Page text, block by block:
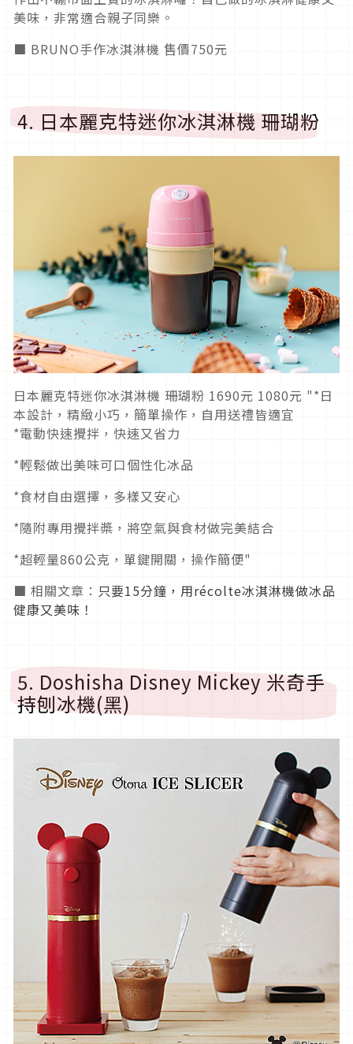
美味，非常適合親子同樂。
■ BRUNO手作冰淇淋機 售價750元
4. 日本麗克特迷你冰淇淋機 珊瑚粉
日本麗克特迷你冰淇淋機 珊瑚粉 1690元 1080元 "*日
本設計，精緻小巧，簡單操作，自用送禮皆適宜
*電動快速攪拌，快速又省力
*輕鬆做出美味可口個性化冰品
*食材自由選擇，多樣又安心
*隨附專用攪拌槳，將空氣與食材做完美結合
*超輕量860公克，單鍵開關，操作簡便"
■ 相關文章： 只要15分鐘，用récolte冰淇淋機做冰品
健康又美味！
5. Doshisha Disney Mickey 米奇手
持刨冰機(黑)